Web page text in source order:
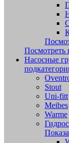
Посмотреть
Насосные
Stout
Uni-fitt
Meibes
Warme